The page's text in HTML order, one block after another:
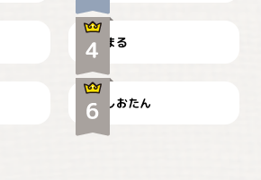
まる
暑い日が続くにゃ
しおたん